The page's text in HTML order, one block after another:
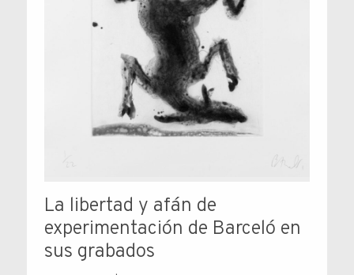
La libertad y afán de
experimentación de Barceló en
sus grabados